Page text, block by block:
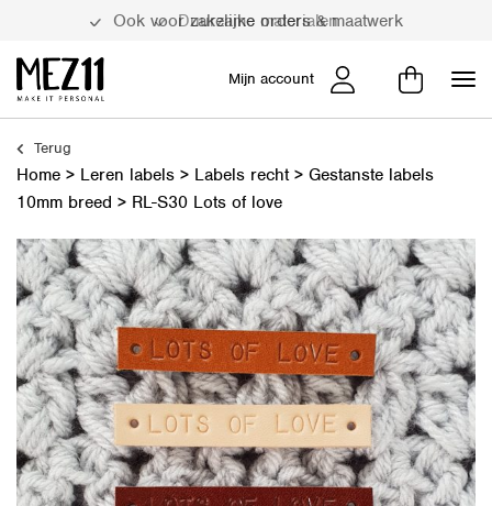
Duurzame materialen
Mijn account
Terug
Home > Leren labels > Labels recht> Gestanste labels
10mm breed > RL-S30 Lots of love